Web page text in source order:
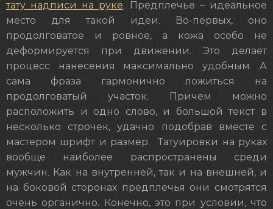
тату надписи на руке. Предплечье – идеальное
место для такой идеи. Во-первых, оно
продолговатое и ровное, а кожа особо не
деформируется при движении. Это делает
процесс нанесения максимально удобным. А
сама фраза гармонично ложиться на
продолговатый участок. Причем можно
расположить и одно слово, и большой текст в
несколько строчек, удачно подобрав вместе с
мастером шрифт и размер. Татуировки на руках
вообще наиболее распространены среди
мужчин. Как на внутренней, так и на внешней, и
на боковой сторонах предплечья они смотрятся
очень органично. Конечно, это при условии, что